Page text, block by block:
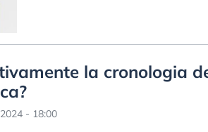
la cronologia
- 18:00